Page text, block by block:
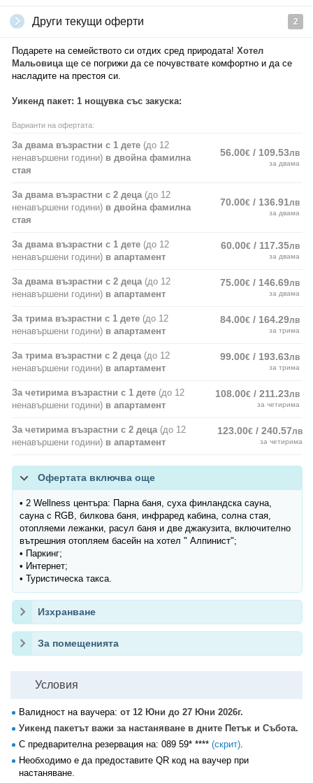
Други текущи оферти 2
Подарете на семейството си отдих сред природата! Хотел
Мальовицаще се погрижи да се почувствате комфортно и да се
насладите на престоя си.
Уикенд пакет: 1 нощувка със закуска:
Варианти на офертата:
За двама възрастни с 1 дете (до 12
ненавършени години) в двойна фамилна
стая
56.00€ / 109.53лв
за двама
За двама възрастни с 2 деца (до 12
ненавършени години) в двойна фамилна
стая
70.00€ / 136.91лв
за двама
За двама възрастни с 1 дете (до 12
ненавършени години) в апартамент
60.00€ / 117.35лв
за двама
За двама възрастни с 2 деца (до 12
ненавършени години) в апартамент
75.00€ / 146.69лв
за двама
За трима възрастни с 1 дете (до 12
ненавършени години) в апартамент
84.00€ / 164.29лв
за трима
За трима възрастни с 2 деца (до 12
ненавършени години) в апартамент
99.00€ / 193.63лв
за трима
За четирима възрастни с 1 дете (до 12
ненавършени години) в апартамент
108.00€ / 211.23лв
за четирима
За четирима възрастни с 2 деца (до 12
ненавършени години) в апартамент
123.00€ / 240.57лв
за четирима
Офертата включва още
• 2 Wellness центъра: Парна баня, суха финландска сауна,
сауна с RGB, билкова баня, инфраред кабина, солна стая,
отопляеми лежанки, расул баня и две джакузита, включително
вътрешния отопляем басейн на хотел " Алпинист";
• Паркинг;
• Интернет;
• Туристическа такса.
Изхранване
За помещенията
Условия
Валидност на ваучера: от 12 Юни до 27 Юни 2026г.
Уикенд пакетът важи за настаняване в дните Петък и Събота.
С предварителна резервация на: 089 59* **** (скрит).
Необходимо е да предоставите QR код на ваучер при
настаняване.